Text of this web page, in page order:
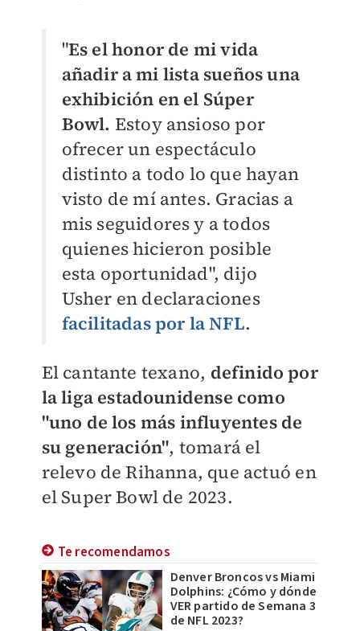
"Es el honor de mi vida
añadir a mi lista sueños una
exhibición en el Súper
Bowl. Estoy ansioso por
ofrecer un espectáculo
distinto a todo lo que hayan
visto de mí antes. Gracias a
mis seguidores y a todos
quienes hicieron posible
esta oportunidad", dijo
Usher en declaraciones
facilitadas por la NFL.
El cantante texano, definido por
la liga estadounidense como
"uno de los más influyentes de
su generación", tomará el
relevo de Rihanna, que actuó en
el Super Bowl de 2023.
Te recomendamos
Denver Broncos vs Miami
Dolphins: ¿Cómo y dónde
VER partido de Semana 3
de NFL 2023?